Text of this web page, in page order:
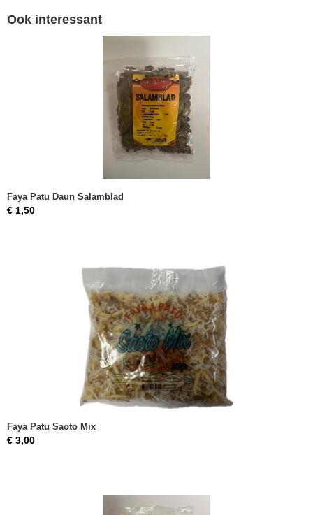
Ook interessant
Faya Patu Daun Salamblad
€ 1,50
Faya Patu Saoto Mix
€ 3,00